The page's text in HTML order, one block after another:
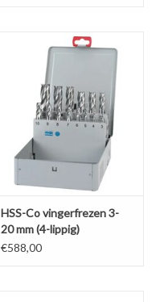
HSS-Co vingerfrezen 3-
20 mm (4-lippig)
€588,00